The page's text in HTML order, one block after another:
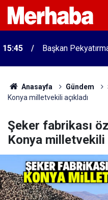
15:45 Başkan
Anasayfa Gündem
Konya milletvekili açıkladı
Şeker fabrikası
Konya milletvekili